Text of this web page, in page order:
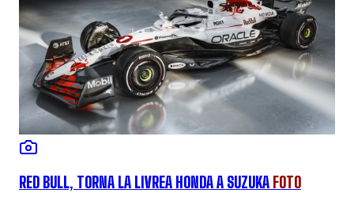
RED BULL, TORNA LA LIVREA HONDA A SUZUKA FOTO